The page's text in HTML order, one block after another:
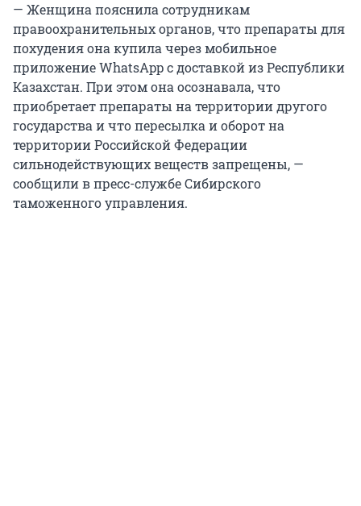
— Женщина пояснила сотрудникам
правоохранительных органов, что препараты для
похудения она купила через мобильное
приложение WhatsApp с доставкой из Республики
Казахстан. При этом она осознавала, что
приобретает препараты на территории другого
государства и что пересылка и оборот на
территории Российской Федерации
сильнодействующих веществ запрещены, —
сообщили в пресс-службе Сибирского
таможенного управления.